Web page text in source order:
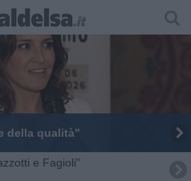
della qualità"
e Fagioli"